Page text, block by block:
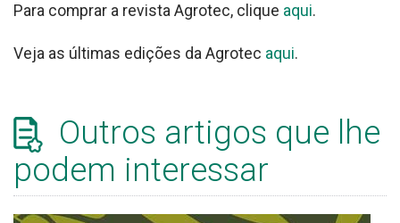
Para comprar a revista Agrotec, clique aqui.
Veja as últimas edições da Agrotec aqui.
Outros artigos que lhe
podem interessar